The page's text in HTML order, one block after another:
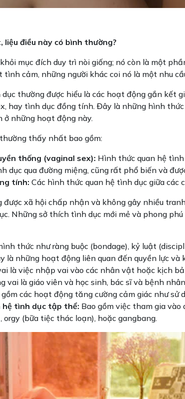
điều này có bình thường?
mục đích duy trì nòi giống; nó còn là một
tình cảm, những người khác coi nó là một nhu
thường được hiểu là các hoạt động gắn kết
hay tình dục đồng tính. Đây là những hình
ở những hoạt động này.
thấy nhất bao gồm:
thống (vaginal sex): Hình thức quan hệ
dục qua đường miệng, cũng rất phổ biến và
tính: Các hình thức quan hệ tình dục giữa các
xã hội chấp nhận và không gây nhiều
Những sở thích tình dục mới mẻ và phong
thức như ràng buộc (bondage), kỷ luật
là những hoạt động liên quan đến quyền lực
là việc nhập vai vào các nhân vật hoặc kịch
vai là giáo viên và học sinh, bác sĩ và bệnh
gồm các hoạt động tăng cường cảm giác như sử
hệ tình dục tập thể: Bao gồm việc tham gia
orgy (bữa tiệc thác loạn), hoặc gangbang.